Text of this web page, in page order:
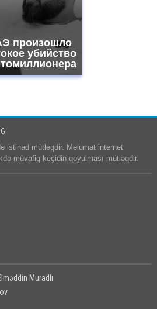
произошло
убийство
istinad mütləqdir. Məlumat internet
müvafiq keçidin qoyulması mütləqdir.
Muradlı